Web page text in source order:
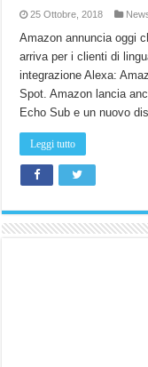
25 Ottobre, 2018
Amazon annuncia oggi
arriva per i clienti di
integrazione Alexa:
Spot. Amazon lancia
Echo Sub e un nuovo
Leggi tutto